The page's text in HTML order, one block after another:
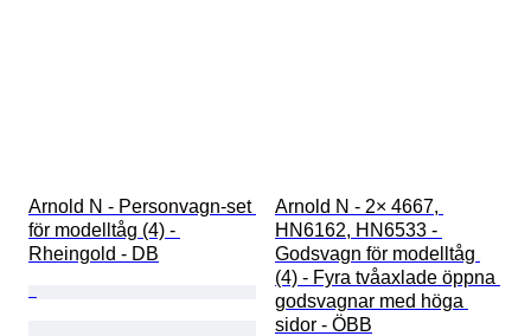
Arnold N - Personvagn-set
för modelltåg (4) -
Rheingold - DB
Arnold N - 2× 4667,
HN6162, HN6533 -
Godsvagn för modelltåg
(4) - Fyra tvåaxlade öppna
godsvagnar med höga
sidor - ÖBB